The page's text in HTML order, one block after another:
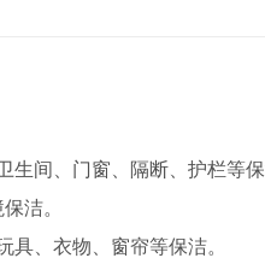
生间、门窗、隔断、护栏等
洁。
具、衣物、窗帘等保洁。